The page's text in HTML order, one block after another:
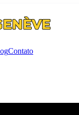
Contato